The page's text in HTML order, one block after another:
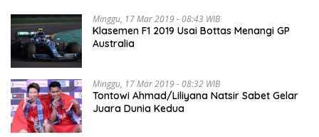
Minggu, 17 Mar 2019 - 08:43 WIB
Klasemen F1 2019 Usai Bottas Menangi GP
Australia
Minggu, 17 Mar 2019 - 08:32 WIB
Tontowi Ahmad/Liliyana Natsir Sabet Gelar
Juara Dunia Kedua